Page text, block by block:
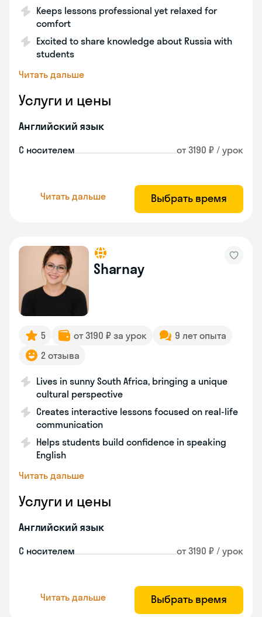
Keeps lessons professional yet relaxed for
comfort
Excited to share knowledge about Russia with
students
Читать дальше
Услуги и цены
Английский язык
С носителем от 3190 ₽ / урок
Читать дальше Выбрать время
Sharnay
5 от 3190 ₽ за урок
9 лет опыта
2 отзыва
Lives in sunny South Africa, bringing a unique
cultural perspective
Creates interactive lessons focused on real-life
communication
Helps students build confidence in speaking
English
Читать дальше
Услуги и цены
Английский язык
С носителем от 3190 ₽ / урок
Читать дальше Выбрать время